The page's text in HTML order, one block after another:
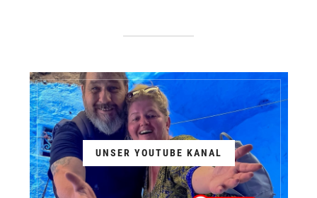
UNSER YOUTUBE KANAL